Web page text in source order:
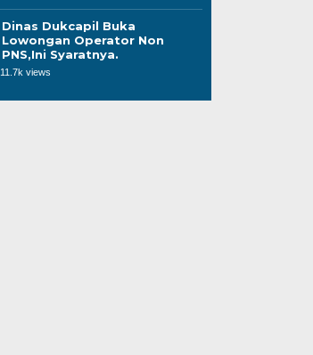
Dinas Dukcapil Buka
Lowongan Operator Non
PNS,Ini Syaratnya.
11.7k views